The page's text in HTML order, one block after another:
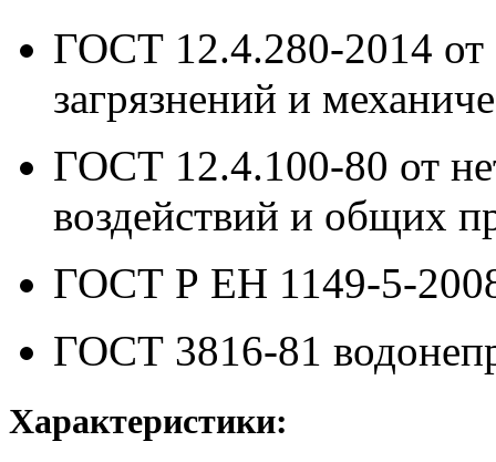
ГОСТ 12.4.280-2014
загрязнений и
ГОСТ 12.4.100-80 от
воздействий и общих
ГОСТ Р ЕН 1149-5-
ГОСТ 3816-81
Характеристики: